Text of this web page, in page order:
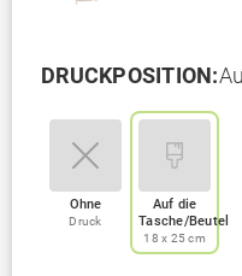
DRUCKPOSITION:
Ohne
Druck
Auf die
Tasche/Beutel
18 x 25 cm